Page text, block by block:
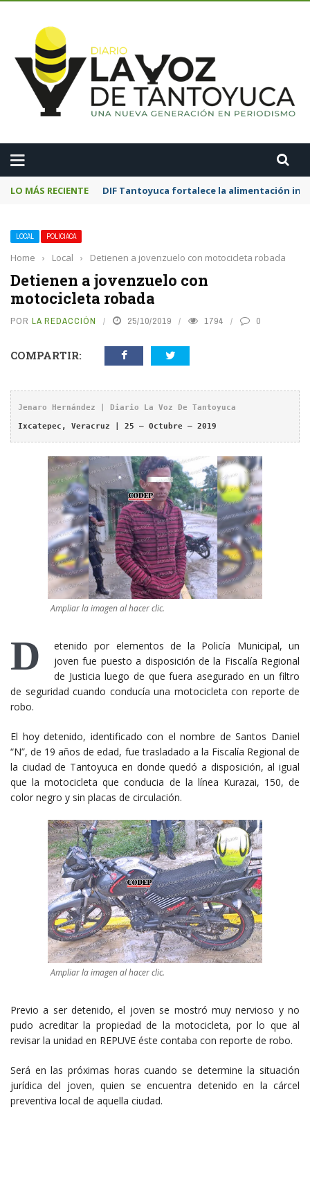
LO MÁS RECIENTE DIF Tantoyuca fortalece la alimentación
LOCAL POLICIACA
Home › Local › Detienen a jovenzuelo con motocicleta robada
Detienen a jovenzuelo con
motocicleta robada
POR LA REDACCIÓN 25/10/2019 1794 0
COMPARTIR:
Jenaro Hernández | Diario La Voz De Tantoyuca
Ixcatepec, Veracruz | 25 – Octubre – 2019
Ampliar la imagen al hacer clic.
D
etenido por elementos de la Policía Municipal, un
joven fue puesto a disposición de la Fiscalía Regional
de Justicia luego de que fuera asegurado en un filtro
de seguridad cuando conducía una motocicleta con reporte de
robo.
El hoy detenido, identificado con el nombre de Santos Daniel
“N”, de 19 años de edad, fue trasladado a la Fiscalía Regional de
la ciudad de Tantoyuca en donde quedó a disposición, al igual
que la motocicleta que conducia de la línea Kurazai, 150, de
color negro y sin placas de circulación.
Ampliar la imagen al hacer clic.
Previo a ser detenido, el joven se mostró muy nervioso y no
pudo acreditar la propiedad de la motocicleta, por lo que al
revisar la unidad en REPUVE éste contaba con reporte de robo.
Será en las próximas horas cuando se determine la situación
jurídica del joven, quien se encuentra detenido en la cárcel
preventiva local de aquella ciudad.